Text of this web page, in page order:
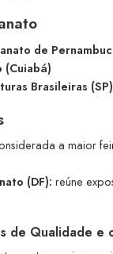
de
(Cuiabá)
Brasileiras (SP)
a maior
(DF): reúne
de Qualidade e